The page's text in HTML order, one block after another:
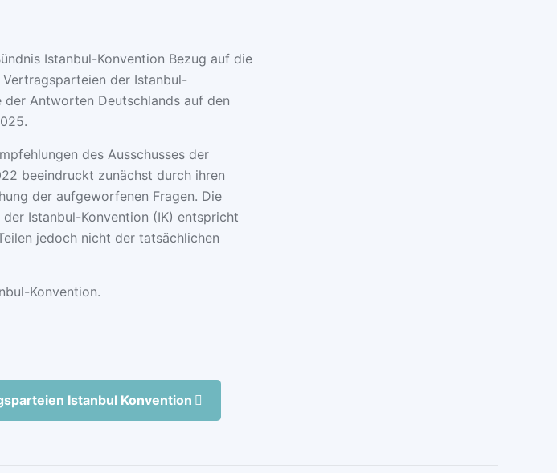
Istanbul-Konvention Bezug auf die
der Istanbul-
Antworten Deutschlands auf den
des Ausschusses der
beeindruckt zunächst durch ihren
der aufgeworfenen Fragen. Die
Istanbul-Konvention (IK) entspricht
jedoch nicht der tatsächlichen
Konvention.
Istanbul Konvention